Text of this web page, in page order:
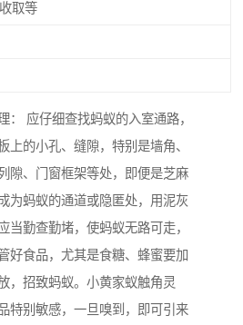
取等
： 应仔细查找蚂蚁的入室通路，
上的小孔、缝隙，特别是墙角、
隙、门窗框架等处，即便是芝麻
为蚂蚁的通道或隐匿处，用泥灰
当勤查勤堵，使蚂蚁无路可走，
好食品，尤其是食糖、蜂蜜要加
，招致蚂蚁。小黄家蚁触角灵
特别敏感，一旦嗅到，即可引来